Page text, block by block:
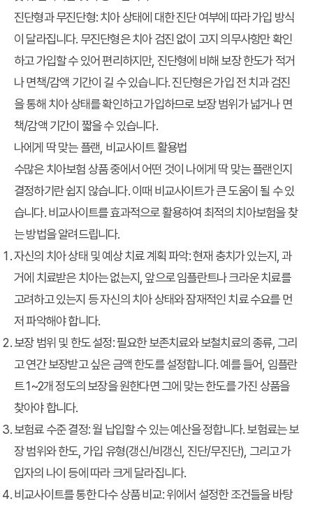
진단형과 무진단형:치아 상태에 대한 진단 여부에 따라 가입 방식
이 달라집니다. 무진단형은 치아 검진 없이 고지 의무사항만 확인
하고 가입할 수 있어 편리하지만, 진단형에 비해 보장 한도가 적거
나 면책/감액 기간이 길 수 있습니다. 진단형은 가입 전 치과 검진
을 통해 치아 상태를 확인하고 가입하므로 보장 범위가 넓거나 면
책/감액 기간이 짧을 수 있습니다.
나에게 딱 맞는 플랜, 비교사이트 활용법
수많은 치아보험 상품 중에서 어떤 것이 나에게 딱 맞는 플랜인지
결정하기란 쉽지 않습니다. 이때 비교사이트가 큰 도움이 될 수 있
습니다. 비교사이트를 효과적으로 활용하여 최적의 치아보험을 찾
는 방법을 알려드립니다.
자신의 치아 상태 및 예상 치료 계획 파악:현재 충치가 있는지, 과
거에 치료받은 치아는 없는지, 앞으로 임플란트나 크라운 치료를
고려하고 있는지 등 자신의 치아 상태와 잠재적인 치료 수요를 먼
저 파악해야 합니다.
보장 범위 및 한도 설정:필요한 보존치료와 보철치료의 종류, 그리
고 연간 보장받고 싶은 금액 한도를 설정합니다. 예를 들어, 임플란
트 1~2개 정도의 보장을 원한다면 그에 맞는 한도를 가진 상품을
찾아야 합니다.
보험료 수준 결정:월 납입할 수 있는 예산을 정합니다. 보험료는 보
장 범위와 한도, 가입 유형(갱신/비갱신, 진단/무진단), 그리고 가
입자의 나이 등에 따라 크게 달라집니다.
비교사이트를 통한 다수 상품 비교:위에서 설정한 조건들을 바탕